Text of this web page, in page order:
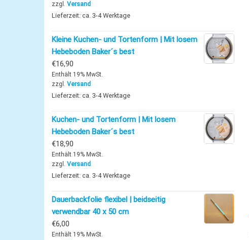
zzgl. Versand
Lieferzeit: ca. 3-4 Werktage
Kleine Kuchen- und Tortenform | Mit losem
Hebeboden Baker´s best
€16,90
Enthält 19% MwSt.
zzgl. Versand
Lieferzeit: ca. 3-4 Werktage
Kuchen- und Tortenform | Mit losem
Hebeboden Baker´s best
€18,90
Enthält 19% MwSt.
zzgl. Versand
Lieferzeit: ca. 3-4 Werktage
Dauerbackfolie flexibel | beidseitig
verwendbar 40 x 50 cm
€6,00
Enthält 19% MwSt.